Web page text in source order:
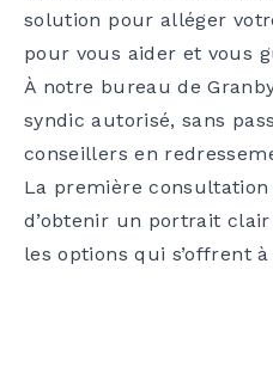
solution pour alléger
pour vous aider et vous
À notre bureau de
syndic autorisé, sans
conseillers en
La première
d’obtenir un portrait
les options qui s’offrent à